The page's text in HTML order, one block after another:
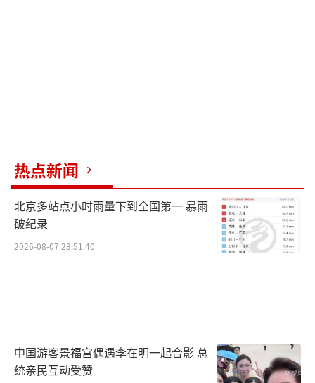
热点新闻
北京多站点小时雨量下到全国第一 暴雨
破纪录
2026-08-07 23:51:40
中国游客景福宫偶遇李在明一起合影 总
统亲民互动受赞